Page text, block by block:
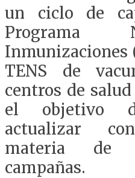
un ciclo de
Programa
Inmunizaciones
TENS de
centros de
el objetivo
actualizar
materia de
campañas.